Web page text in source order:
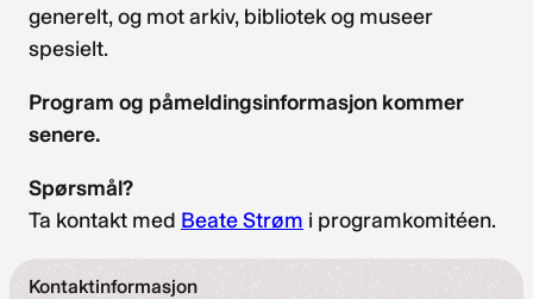
generelt, og mot arkiv, bibliotek og museer
spesielt.
Program og påmeldingsinformasjon kommer
senere.
Spørsmål?
Ta kontakt med Beate Strøm i programkomitéen.
Kontaktinformasjon